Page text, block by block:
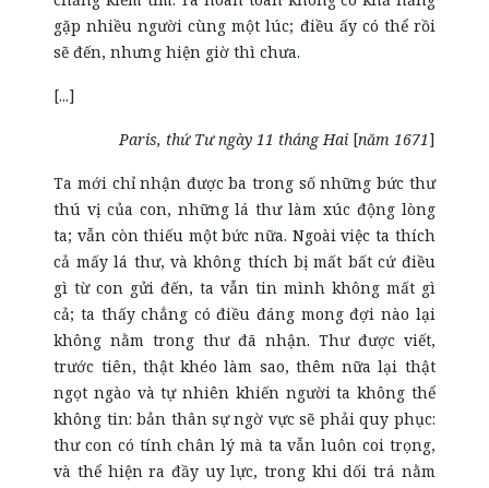
gặp nhiều người cùng một lúc; điều ấy có thể rồi
sẽ đến, nhưng hiện giờ thì chưa.
[...]
Paris, thứ Tư ngày 11 tháng Hai [năm 1671]
Ta mới chỉ nhận được ba trong số những bức thư
thú vị của con, những lá thư làm xúc động lòng
ta; vẫn còn thiếu một bức nữa. Ngoài việc ta thích
cả mấy lá thư, và không thích bị mất bất cứ điều
gì từ con gửi đến, ta vẫn tin mình không mất gì
cả; ta thấy chẳng có điều đáng mong đợi nào lại
không nằm trong thư đã nhận. Thư được viết,
trước tiên, thật khéo làm sao, thêm nữa lại thật
ngọt ngào và tự nhiên khiến người ta không thể
không tin: bản thân sự ngờ vực sẽ phải quy phục:
thư con có tính chân lý mà ta vẫn luôn coi trọng,
và thể hiện ra đầy uy lực, trong khi dối trá nằm